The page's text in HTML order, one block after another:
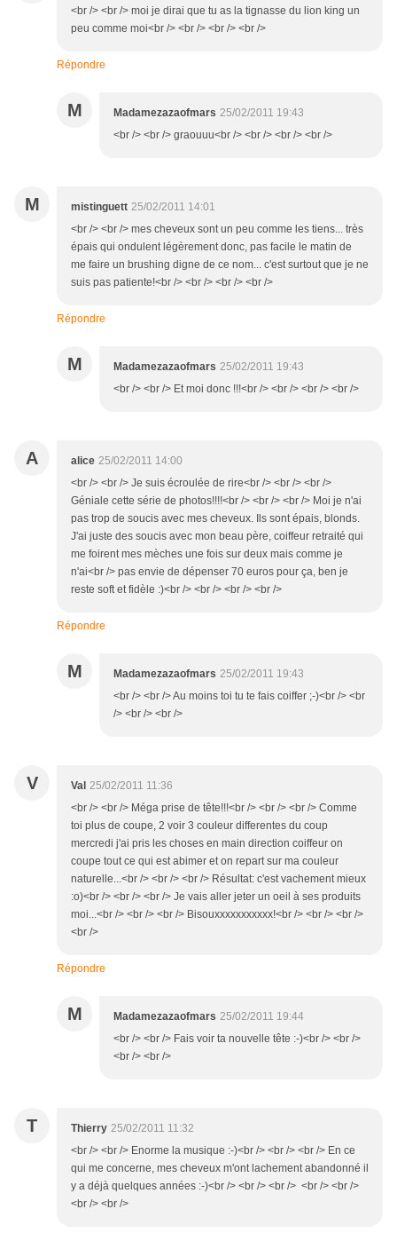
<br /> <br /> moi je dirai que tu as la tignasse du lion king un
peu comme moi<br /> <br /> <br /> <br />
Répondre
M Madamezazaofmars 25/02/2011 19:43
<br /> <br /> graouuu<br /> <br /> <br /> <br />
M mistinguett 25/02/2011 14:01
<br /> <br /> mes cheveux sont un peu comme les tiens... très
épais qui ondulent légèrement donc, pas facile le matin de
me faire un brushing digne de ce nom... c'est surtout que je ne
suis pas patiente!<br /> <br /> <br /> <br />
Répondre
M Madamezazaofmars 25/02/2011 19:43
<br /> <br /> Et moi donc !!!<br /> <br /> <br /> <br />
A alice 25/02/2011 14:00
<br /> <br /> Je suis écroulée de rire<br /> <br /> <br />
Géniale cette série de photos!!!!<br /> <br /> <br /> Moi je n'ai
pas trop de soucis avec mes cheveux. Ils sont épais, blonds.
J'ai juste des soucis avec mon beau père, coiffeur retraité qui
me foirent mes mèches une fois sur deux mais comme je
n'ai<br /> pas envie de dépenser 70 euros pour ça, ben je
reste soft et fidèle :)<br /> <br /> <br /> <br />
Répondre
M Madamezazaofmars 25/02/2011 19:43
<br /> <br /> Au moins toi tu te fais coiffer ;-)<br /> <br
/> <br /> <br />
V Val 25/02/2011 11:36
<br /> <br /> Méga prise de tête!!!<br /> <br /> <br /> Comme
toi plus de coupe, 2 voir 3 couleur differentes du coup
mercredi j'ai pris les choses en main direction coiffeur on
coupe tout ce qui est abimer et on repart sur ma couleur
naturelle...<br /> <br /> <br /> Résultat: c'est vachement mieux
:o)<br /> <br /> <br /> Je vais aller jeter un oeil à ses produits
moi...<br /> <br /> <br /> Bisouxxxxxxxxxxx!<br /> <br /> <br />
<br />
Répondre
M Madamezazaofmars 25/02/2011 19:44
<br /> <br /> Fais voir ta nouvelle tête :-)<br /> <br />
<br /> <br />
T Thierry 25/02/2011 11:32
<br /> <br /> Enorme la musique :-)<br /> <br /> <br /> En ce
qui me concerne, mes cheveux m'ont lachement abandonné il
y a déjà quelques années :-)<br /> <br /> <br /> <br /> <br />
<br /> <br />